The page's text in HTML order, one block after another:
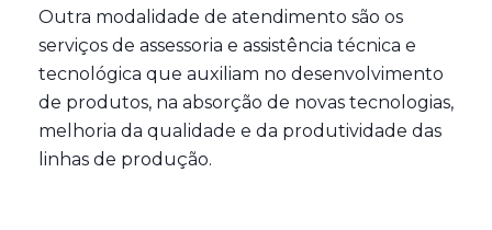
Outra modalidade de atendimento são os
serviços de assessoria e assistência técnica e
tecnológica que auxiliam no desenvolvimento
de produtos, na absorção de novas tecnologias,
melhoria da qualidade e da produtividade das
linhas de produção.